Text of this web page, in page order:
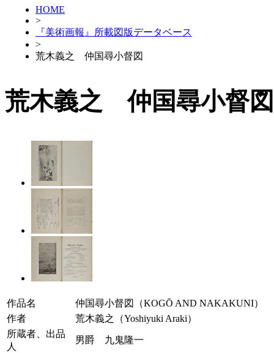
HOME
>
『美術画報』所載図版データベース
>
荒木義之 仲国尋小督図
荒木義之 仲国尋小督図
作品名
仲国尋小督図（KOGŌ AND NAKAKUNI）
作者
荒木義之（Yoshiyuki Araki）
所蔵者、出品
人
男爵 九鬼隆一